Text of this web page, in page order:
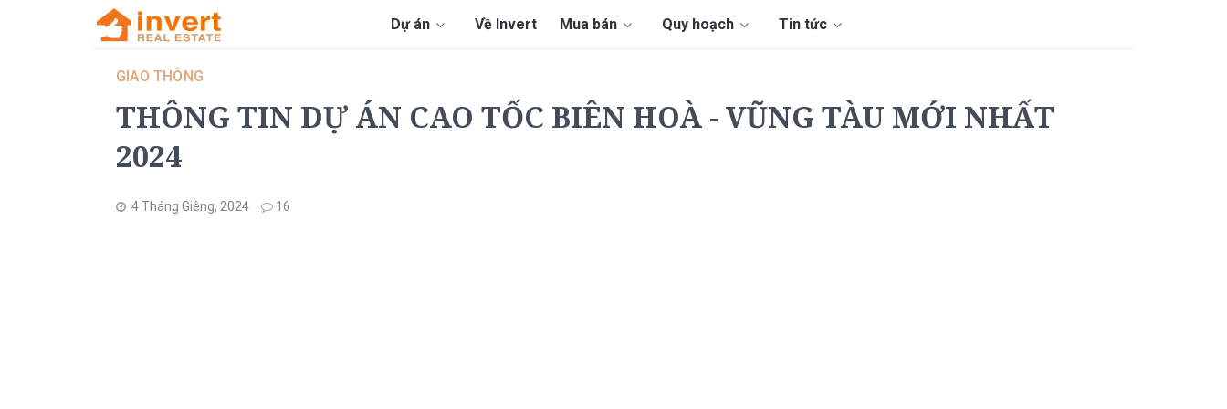
Dự án Về Invert Mua bán Quy hoạch Tin tức
GIAO THÔNG
THÔNG TIN DỰ ÁN CAO TỐC BIÊN HOÀ - VŨNG TÀU MỚI NHẤT
2024
4 Tháng Giêng, 2024 16